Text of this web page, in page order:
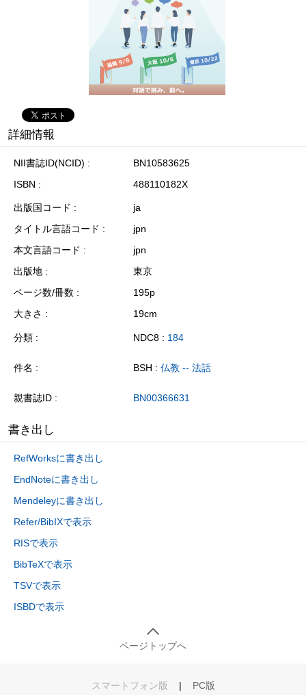
詳細情報
NII書誌ID(NCID)
BN10583625
ISBN
488110182X
出版国コード
ja
タイトル言語コード
jpn
本文言語コード
jpn
出版地
東京
ページ数/冊数
195p
大きさ
19cm
分類 NDC8 : 184
件名 BSH : 仏教 -- 法話
親書誌ID BN00366631
書き出し
RefWorksに書き出し
EndNoteに書き出し
Mendeleyに書き出し
Refer/BibIXで表示
RISで表示
BibTeXで表示
TSVで表示
ISBDで表示
ページトップへ
スマートフォン版 | PC版